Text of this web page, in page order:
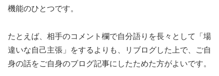
機能のひとつです。
たとえば、相手のコメント欄で自分語りを長々として「場
違いな自己主張」をするよりも、リブログした上で、ご自
身の話をご自身のブログ記事にしたためた方がよいです。